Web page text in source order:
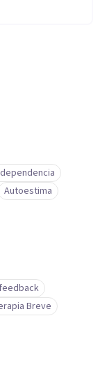
Autoestima
Breve